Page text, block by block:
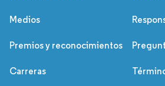
Medios
Premios y reconocimientos
Carreras